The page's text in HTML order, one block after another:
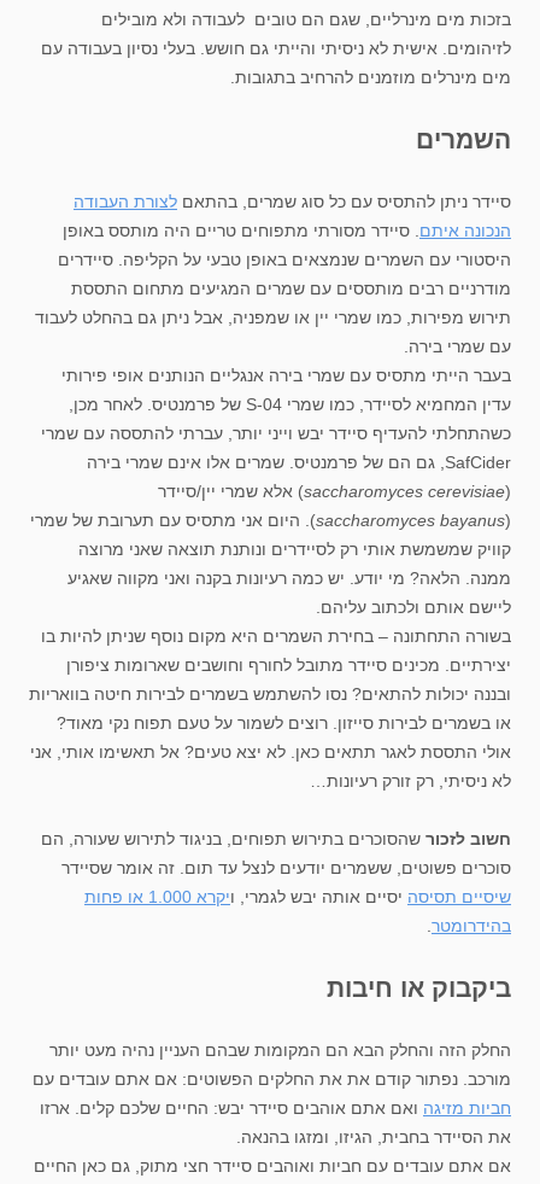
בזכות מים מינרליים, שגם הם טובים לעבודה ולא מובילים
לזיהומים. אישית לא ניסיתי והייתי גם חושש. בעלי נסיון בעבודה עם
מים מינרלים מוזמנים להרחיב בתגובות.
השמרים
סיידר ניתן להתסיס עם כל סוג שמרים, בהתאם לצורת העבודה
הנכונה איתם. סיידר מסורתי מתפוחים טריים היה מותסס באופן
היסטורי עם השמרים שנמצאים באופן טבעי על הקליפה. סיידרים
מודרניים רבים מותססים עם שמרים המגיעים מתחום התססת
תירוש מפירות, כמו שמרי יין או שמפניה, אבל ניתן גם בהחלט לעבוד
עם שמרי בירה.
בעבר הייתי מתסיס עם שמרי בירה אנגליים הנותנים אופי פירותי
עדין המחמיא לסיידר, כמו שמרי S-04 של פרמנטיס. לאחר מכן,
כשהתחלתי להעדיף סיידר יבש וייני יותר, עברתי להתססה עם שמרי
SafCider, גם הם של פרמנטיס. שמרים אלו אינם שמרי בירה
(
saccharomyces cerevisiae) אלא שמרי יין/סיידר
(
saccharomyces bayanus). היום אני מתסיס עם תערובת של שמרי
קוויק שמשמשת אותי רק לסיידרים ונותנת תוצאה שאני מרוצה
ממנה. הלאה? מי יודע. יש כמה רעיונות בקנה ואני מקווה שאגיע
ליישם אותם ולכתוב עליהם.
בשורה התחתונה – בחירת השמרים היא מקום נוסף שניתן להיות בו
יצירתיים. מכינים סיידר מתובל לחורף וחושבים שארומות ציפורן
ובננה יכולות להתאים? נסו להשתמש בשמרים לבירות חיטה בוואריות
או בשמרים לבירות סייזון. רוצים לשמור על טעם תפוח נקי מאוד?
אולי התססת לאגר תתאים כאן. לא יצא טעים? אל תאשימו אותי, אני
לא ניסיתי, רק זורק רעיונות…
חשוב לזכור שהסוכרים בתירוש תפוחים, בניגוד לתירוש שעורה, הם
סוכרים פשוטים, ששמרים יודעים לנצל עד תום. זה אומר שסיידר
שיסיים תסיסה יסיים אותה יבש לגמרי, ו
יקרא 1.000 או פחות
בהידרומטר.
ביקבוק או חיבות
החלק הזה והחלק הבא הם המקומות שבהם העניין נהיה מעט יותר
מורכב. נפתור קודם את את החלקים הפשוטים: אם אתם עובדים עם
חביות מזיגה ואם אתם אוהבים סיידר יבש: החיים שלכם קלים. ארזו
את הסיידר בחבית, הגיזו, ומזגו בהנאה.
אם אתם עובדים עם חביות ואוהבים סיידר חצי מתוק, גם כאן החיים